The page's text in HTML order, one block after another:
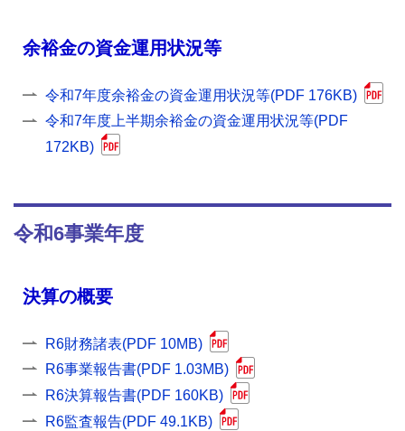
余裕金の資金運用状況等
令和7年度余裕金の資金運用状況等(PDF 176KB)
令和7年度上半期余裕金の資金運用状況等(PDF
172KB)
令和6事業年度
決算の概要
R6財務諸表(PDF 10MB)
R6事業報告書(PDF 1.03MB)
R6決算報告書(PDF 160KB)
R6監査報告(PDF 49.1KB)